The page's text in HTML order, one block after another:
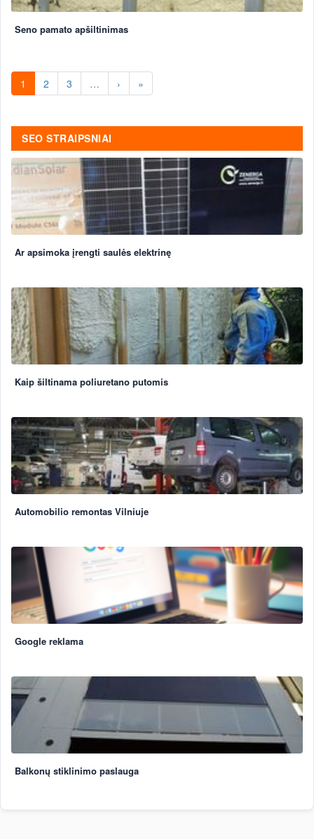
Seno pamato apšiltinimas
1 2 3 … › »
SEO STRAIPSNIAI
Ar apsimoka įrengti saulės elektrinę
Kaip šiltinama poliuretano putomis
Automobilio remontas Vilniuje
Google reklama
Balkonų stiklinimo paslauga